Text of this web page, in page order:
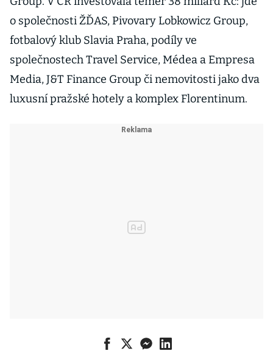
o společnosti ŽĎAS, Pivovary Lobkowicz Group,
fotbalový klub Slavia Praha, podíly ve
společnostech Travel Service, Médea a Empresa
Media, J&T Finance Group či nemovitosti jako dva
luxusní pražské hotely a komplex Florentinum.